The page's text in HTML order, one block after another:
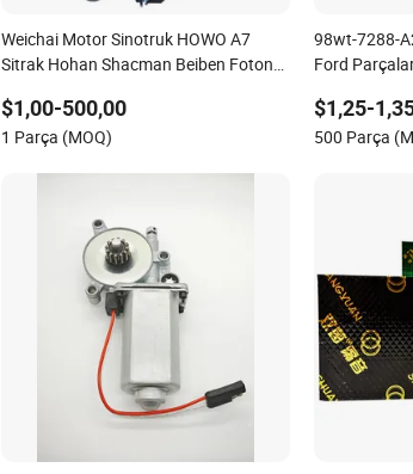
Weichai Motor Sinotruk HOWO A7
Sitrak Hohan Shacman Beiben Foton
Madencilik Kamyonu Dökme Yük Kargo
371 380 420 Kamyon Yedek Parçaları
$1,00-500,00
1 Parça (MOQ)
98wt-7288-
Ford
$1,25-
500 Parça